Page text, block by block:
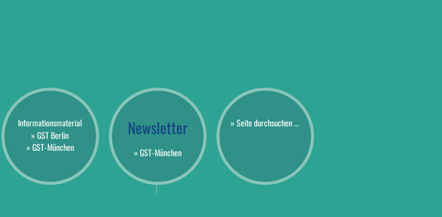
Informationsmaterial
» GST Berlin
» GST-München
Newsletter
» GST-München
» Seite durchsuchen ...